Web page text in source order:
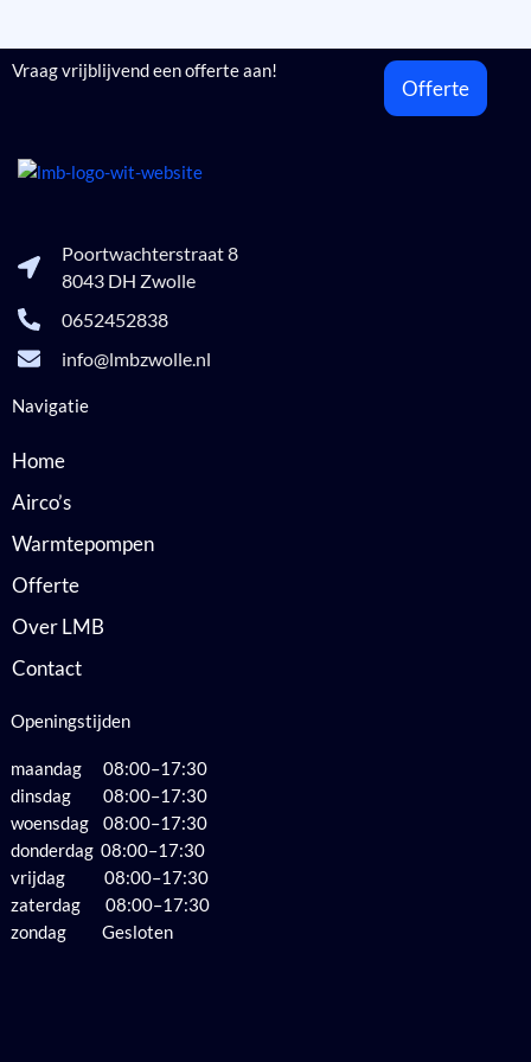
Vraag vrijblijvend een offerte aan!
Offerte
Poortwachterstraat 8
8043 DH Zwolle
0652452838
info@lmbzwolle.nl
Navigatie
Home
Airco’s
Warmtepompen
Offerte
Over LMB
Contact
Openingstijden
maandag 08:00–17:30
dinsdag 08:00–17:30
woensdag 08:00–17:30
donderdag 08:00–17:30
vrijdag 08:00–17:30
zaterdag 08:00–17:30
zondag Gesloten